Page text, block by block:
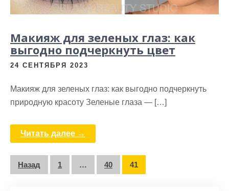
Макияж для зеленых глаз: как
выгодно подчеркнуть цвет
24 СЕНТЯБРЯ 2023
Макияж для зеленых глаз: как выгодно подчеркнуть
природную красоту Зеленые глаза — […]
Читать далее →
Пагинация
записей
Назад 1 … 40 41